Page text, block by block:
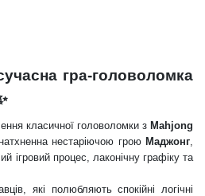
гра-головоломка
класичної головоломки з Mahjong
нестаріючою грою Маджонг
ігровий процес, лаконічну графіку та
які полюбляють спокійні логічні